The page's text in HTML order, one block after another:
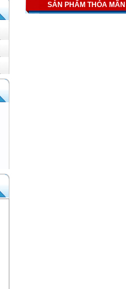
SẢN PHẨM THỎA MÃN